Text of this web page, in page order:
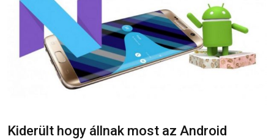
Kiderült hogy állnak most az Android